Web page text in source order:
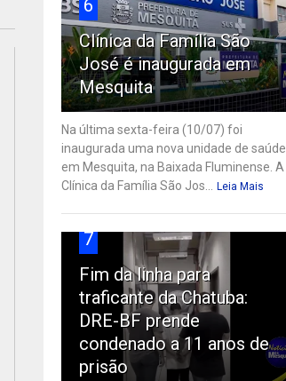
6
Clínica da Família São
José é inaugurada em
Mesquita
Na última sexta-feira (10/07) foi
inaugurada uma nova unidade de saúde
em Mesquita, na Baixada Fluminense. A
Clínica da Família São Jos... Leia Mais
7
Fim da linha para
traficante da Chatuba:
DRE-BF prende
condenado a 11 anos de
prisão